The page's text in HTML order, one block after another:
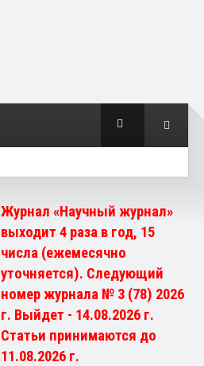
Журнал «Научный журнал»
выходит 4 раза в год, 15
числа (ежемесячно
уточняется). Следующий
номер журнала № 3 (78) 2026
г. Выйдет - 14.08.2026 г.
Статьи принимаются до
11.08.2026 г.